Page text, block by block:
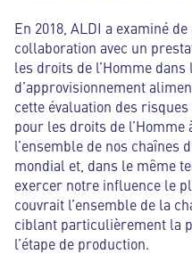
En 2018, ALDI a examiné
collaboration avec un
les droits de l’Homme dans
d’approvisionnement
cette évaluation des
pour les droits de l’Homme
l’ensemble de nos chaînes
mondial et, dans le même
exercer notre influence le
couvrait l’ensemble de la
ciblant particulièrement la
l’étape de production.